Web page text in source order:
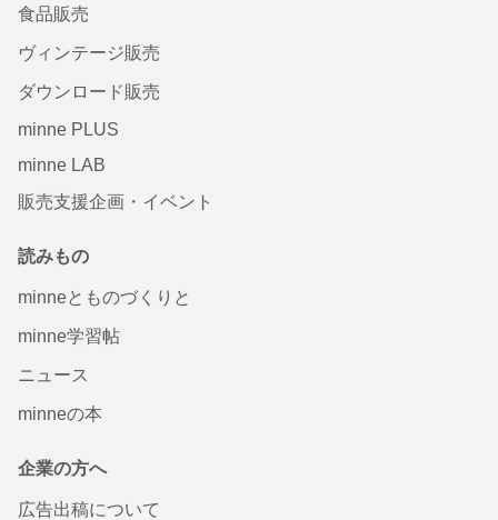
食品販売
ヴィンテージ販売
ダウンロード販売
minne PLUS
minne LAB
販売支援企画・イベント
読みもの
minneとものづくりと
minne学習帖
ニュース
minneの本
企業の方へ
広告出稿について